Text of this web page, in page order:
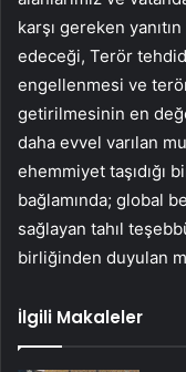
karşı gereken
edeceği, Terör
engellenmesi ve
getirilmesinin en
daha evvel varılan
ehemmiyet taşıdığı
bağlamında; global
sağlayan tahıl
birliğinden duyulan
İlgili Makaleler